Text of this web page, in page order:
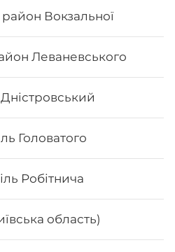
Вокзальної
Леваневського
Головатого
Робітнича
область)
Сети